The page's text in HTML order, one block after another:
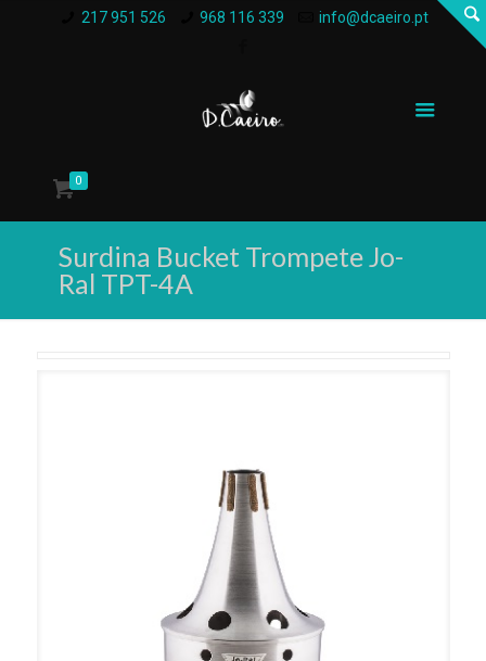
217 951 526 968 116 339 info@dcaeiro.pt
0
Surdina Bucket Trompete Jo-
Ral TPT-4A